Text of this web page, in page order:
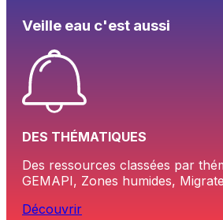
Veille eau c'est aussi
DES THÉMATIQUES
Des ressources classées par
GEMAPI, Zones humides,
Découvrir